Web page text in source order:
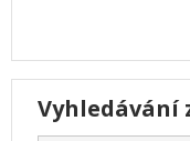
Vyhledávání